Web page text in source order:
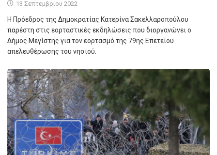
13 Σεπτεμβρίου 2022
Η Πρόεδρος της Δημοκρατίας Κατερίνα Σακελλαροπούλου
παρέστη στις εορταστικές εκδηλώσεις που διοργανώνει ο
Δήμος Μεγίστης για τον εορτασμό της 79ης Επετείου
απελευθέρωσης του νησιού.